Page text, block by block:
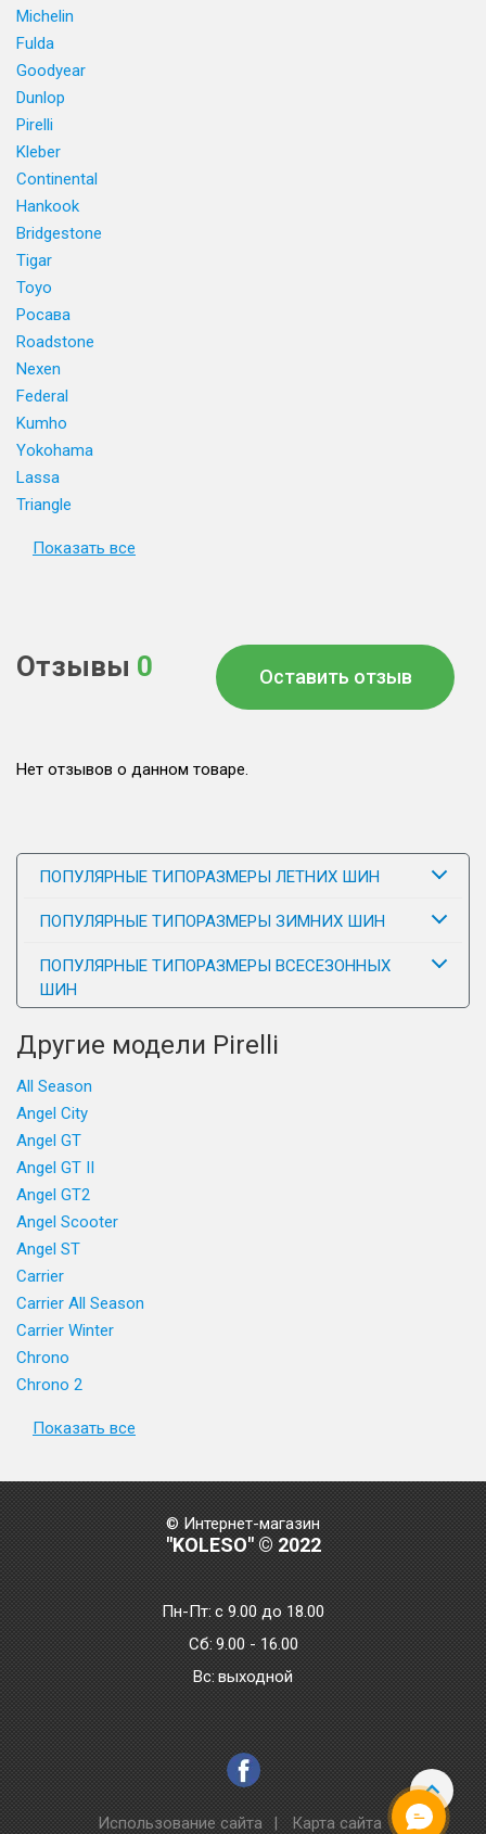
Michelin
Fulda
Goodyear
Dunlop
Pirelli
Kleber
Continental
Hankook
Bridgestone
Tigar
Toyo
Росава
Roadstone
Nexen
Federal
Kumho
Yokohama
Lassa
Triangle
Показать все
Отзывы 0 Оставить отзыв
Нет отзывов о данном товаре.
ПОПУЛЯРНЫЕ ТИПОРАЗМЕРЫ ЛЕТНИХ ШИН
ПОПУЛЯРНЫЕ ТИПОРАЗМЕРЫ ЗИМНИХ ШИН
ПОПУЛЯРНЫЕ ТИПОРАЗМЕРЫ ВСЕСЕЗОННЫХ
ШИН
Другие модели Pirelli
All Season
Angel City
Angel GT
Angel GT II
Angel GT2
Angel Scooter
Angel ST
Carrier
Carrier All Season
Carrier Winter
Chrono
Chrono 2
Показать все
© Интернет-магазин
"KOLESO" © 2022
Пн-Пт:с 9.00 до 18.00
Сб: 9.00 - 16.00
Bc: выходной
Использование сайта | Карта сайта